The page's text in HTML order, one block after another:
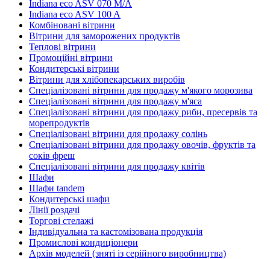
Indiana eco ASV 070 M/A
Indiana eco ASV 100 A
Комбіновані вітрини
Вітрини для заморожених продуктів
Теплові вітрини
Промоційні вітрини
Кондитерські вітрини
Вітрини для хлібопекарських виробів
Спеціалізовані вітрини для продажу м'якого морозива
Спеціалізовані вітрини для продажу м'яса
Спеціалізовані вітрини для продажу риби, пресервів та
морепродуктів
Спеціалізовані вітрини для продажу солінь
Спеціалізовані вітрини для продажу овочів, фруктів та
соків фреш
Спеціалізовані вітрини для продажу квітів
Шафи
Шафи tandem
Кондитерські шафи
Лінії роздачі
Торгові стелажі
Індивідуальна та кастомізована продукція
Промислові кондиціонери
Архів моделей (зняті із серійного виробництва)